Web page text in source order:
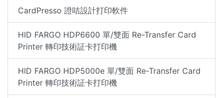
CardPresso 證咭設計打印軟件
HID FARGO HDP6600 單/雙面 Re-Transfer Card
Printer 轉印技術証卡打印機
HID FARGO HDP5000e 單/雙面 Re-Transfer Card
Printer 轉印技術証卡打印機